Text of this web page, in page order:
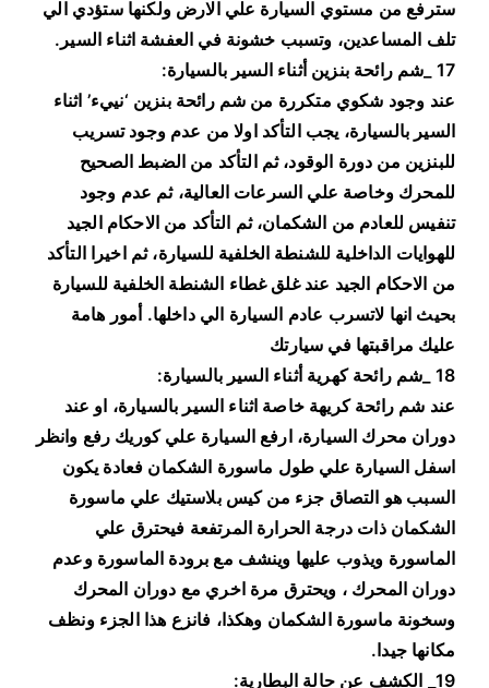
سترفع من مستوي السيارة علي الارض ولكنها ستؤدي الي
تلف المساعدين، وتسبب خشونة في العفشة اثناء السير.
17 _شم رائحة بنزين أثناء السير بالسيارة:
عند وجود شكوي متكررة من شم رائحة بنزين ‘نييء’ اثناء
السير بالسيارة، يجب التأكد اولا من عدم وجود تسريب
للبنزين من دورة الوقود، ثم التأكد من الضبط الصحيح
للمحرك وخاصة علي السرعات العالية، ثم عدم وجود
تنفيس للعادم من الشكمان، ثم التأكد من الاحكام الجيد
للهوايات الداخلية للشنطة الخلفية للسيارة، ثم اخيرا التأكد
من الاحكام الجيد عند غلق غطاء الشنطة الخلفية للسيارة
بحيث انها لاتسرب عادم السيارة الي داخلها. أمور هامة
عليك مراقبتها في سيارتك
18 _شم رائحة كهرية أثناء السير بالسيارة:
عند شم رائحة كريهة خاصة اثناء السير بالسيارة، او عند
دوران محرك السيارة، ارفع السيارة علي كوريك رفع وانظر
اسفل السيارة علي طول ماسورة الشكمان فعادة يكون
السبب هو التصاق جزء من كيس بلاستيك علي ماسورة
الشكمان ذات درجة الحرارة المرتفعة فيحترق علي
الماسورة ويذوب عليها وينشف مع برودة الماسورة وعدم
دوران المحرك ، ويحترق مرة اخري مع دوران المحرك
وسخونة ماسورة الشكمان وهكذا، فانزع هذا الجزء ونظف
مكانها جيدا.
19_ الكشف عن حالة البطارية: